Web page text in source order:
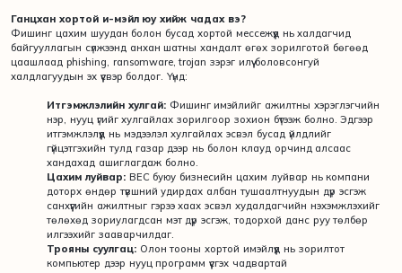
Ганцхан хортой и-мэйл юу хийж чадах вэ?
Фишинг цахим шуудан болон бусад хортой мессежүүд нь халдагчид
байгууллагын сүлжээнд анхан шатны хандалт өгөх зорилготой бөгөөд
цаашлаад phishing, ransomware, trojan зэрэг илүү боловсонгуй
халдлагуудын эх үүсвэр болдог. Үүнд:
Итгэмжлэлийн хулгай:Фишинг имэйлийг ажилтны хэрэглэгчийн
нэр, нууц үгийг хулгайлах зорилгоор зохион бүтээж болно. Эдгээр
итгэмжлэлүүд нь мэдээлэл хулгайлах эсвэл бусад үйлдлийг
гүйцэтгэхийн тулд газар дээр нь болон клауд орчинд алсаас
хандахад ашиглагдаж болно.
Цахим луйвар:BEC буюу бизнесийн цахим луйвар нь компани
доторх өндөр түвшний удирдах албан тушаалтнуудын дүр эсгэж
санхүүгийн ажилтныг гэрээ хаах эсвэл худалдагчийн нэхэмжлэхийг
төлөхөд зориулагдсан мэт дүр эсгэж, тодорхой данс руу төлбөр
илгээхийг зааварчилдаг.
Трояны суулгац:Олон тооны хортой имэйлүүд нь зорилтот
компьютер дээр нууц программ үүсгэх чадвартай